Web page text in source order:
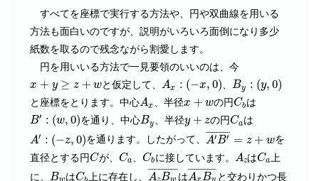
すべてを座標で実行する方法や、円や双曲線を用いる
方法も面白いのですが、説明がいろいろ面倒になり多少
紙数を取るので残念ながら割愛します。
円を用いいる方法で一見要領のいいのは、今
x + y ≥ z + w
x y ≥z+ w と仮定して、Ax : (−x, 0)
A − 、By : (y, 0)
By y, )
と座標をとります。中心Ax
A 、半径x + w
x w の円Cb
Cbは
B′ : (w, 0)
B′: w, を通り、中心By
By 、半径y + z
y+z の円Ca
Caは
A′ : (−z, 0)
A′: −z を通ります。したがって、
¯¯¯¯¯¯¯¯¯¯¯
A′B′ = z + w
A′B′¯ =z
を
直径とする円C
Cが、 Ca
Ca Cb
Cbに接しています。 Az
A zはCa
Ca
上
に、 B
BwはC
Cb 上に存在し、 ¯¯¯¯¯¯¯¯¯¯¯¯¯
A B
AzBw¯
は¯¯¯¯¯¯¯¯¯¯¯¯¯
A B
AxBy¯
と交わりかつ長